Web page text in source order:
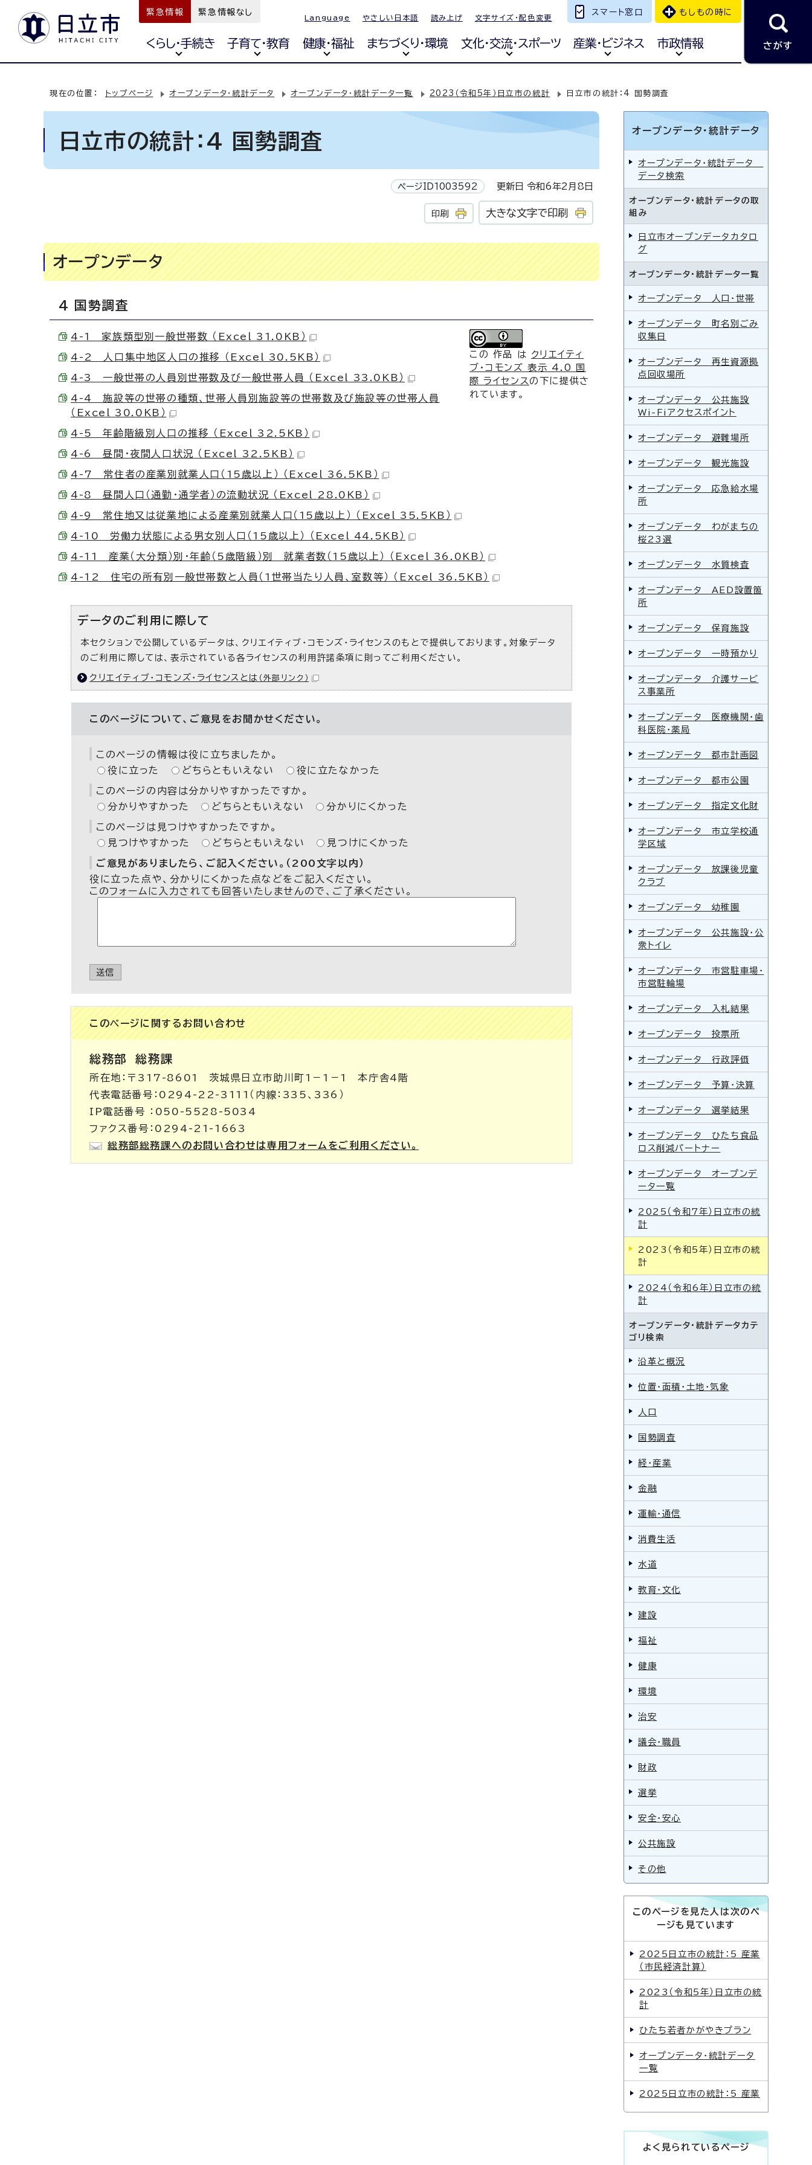
緊急情報 緊急情報なし
Language やさしい日本語 読み上げ 文字サイズ・配色変更
スマート窓口 もしもの時に
くらし・手続き 子育て・教育 健康・福祉 まちづくり・環境 文化・交流・スポーツ 産業・ビジネス 市政情報 さがす
現在の位置： トップページ オープンデータ・統計データ オープンデータ・統計データ一覧 2023（令和5年）日立市の統計 日立市の統計：4 国勢調査
日立市の統計：4 国勢調査
ページID1003592 更新日 令和6年2月8日
印刷 大きな文字で印刷
オープンデータ
4 国勢調査
この 作品 は クリエイティ
ブ・コモンズ 表示 4.0 国
際 ライセンス の下に提供さ
れています。
4-1 家族類型別一般世帯数 （Excel 31.0KB）
4-2 人口集中地区人口の推移 （Excel 30.5KB）
4-3 一般世帯の人員別世帯数及び一般世帯人員 （Excel 33.0KB）
4-4 施設等の世帯の種類、世帯人員別施設等の世帯数及び施設等の世帯人員
（Excel 30.0KB）
4-5 年齢階級別人口の推移 （Excel 32.5KB）
4-6 昼間・夜間人口状況 （Excel 32.5KB）
4-7 常住者の産業別就業人口（15歳以上） （Excel 36.5KB）
4-8 昼間人口（通勤・通学者）の流動状況 （Excel 28.0KB）
4-9 常住地又は従業地による産業別就業人口（15歳以上） （Excel 35.5KB）
4-10 労働力状態による男女別人口（15歳以上） （Excel 44.5KB）
4-11 産業（大分類）別・年齢（5歳階級）別 就業者数（15歳以上） （Excel 36.0KB）
4-12 住宅の所有別一般世帯数と人員（1世帯当たり人員、室数等） （Excel 36.5KB）
データのご利用に際して
本セクションで公開しているデータは、クリエイティブ・コモンズ・ライセンスのもとで提供しております。対象データ
のご利用に際しては、表示されている各ライセンスの利用許諾条項に則ってご利用ください。
クリエイティブ・コモンズ・ライセンスとは （外部リンク）
このページについて、ご意見をお聞かせください。
このページの情報は役に立ちましたか。
役に立った
どちらともいえない 役に立たなかった
このページの内容は分かりやすかったですか。
分かりやすかった
どちらともいえない 分かりにくかった
このページは見つけやすかったですか。
見つけやすかった
どちらともいえない 見つけにくかった
ご意見がありましたら、ご記入ください。（200文字以内）
役に立った点や、分かりにくかった点などをご記入ください。
このフォームに入力されても回答いたしませんので、ご了承ください。
送信
このページに関する お問い合わせ
総務部総務課
所在地：〒317-8601 茨城県日立市助川町1－1－1 本庁舎4階
代表電話番号：0294-22-3111（内線：335、336）
IP電話番号 ：050-5528-5034
ファクス番号：0294-21-1663
総務部総務課へのお問い合わせは専用フォームをご利用ください。
オープンデータ・統計データ
オープンデータ・統計データ
データ検索
オープンデータ・統計データの取
組み
日立市オープンデータカタロ
グ
オープンデータ・統計データ一覧
オープンデータ 人口・世帯
オープンデータ 町名別ごみ
収集日
オープンデータ 再生資源拠
点回収場所
オープンデータ 公共施設
Wi-Fiアクセスポイント
オープンデータ 避難場所
オープンデータ 観光施設
オープンデータ 応急給水場
所
オープンデータ わがまちの
桜23選
オープンデータ 水質検査
オープンデータ AED設置箇
所
オープンデータ 保育施設
オープンデータ 一時預かり
オープンデータ 介護サービ
ス事業所
オープンデータ 医療機関・歯
科医院・薬局
オープンデータ 都市計画図
オープンデータ 都市公園
オープンデータ 指定文化財
オープンデータ 市立学校通
学区域
オープンデータ 放課後児童
クラブ
オープンデータ 幼稚園
オープンデータ 公共施設・公
衆トイレ
オープンデータ 市営駐車場・
市営駐輪場
オープンデータ 入札結果
オープンデータ 投票所
オープンデータ 行政評価
オープンデータ 予算・決算
オープンデータ 選挙結果
オープンデータ ひたち食品
ロス削減パートナー
オープンデータ オープンデ
ータ一覧
2025（令和7年）日立市の統
計
2023（令和5年）日立市の統
計
2024（令和6年）日立市の統
計
オープンデータ・統計データカテ
ゴリ検索
沿革と概況
位置・面積・土地・気象
人口
国勢調査
経・産業
金融
運輸・通信
消費生活
水道
教育・文化
建設
福祉
健康
環境
治安
議会・職員
財政
選挙
安全・安心
公共施設
その他
このページを見た人は次のペ
ージも見ています
2025日立市の統計：5 産業
（市民経済計算）
2023（令和5年）日立市の統
計
ひたち若者かがやきプラン
オープンデータ・統計データ
一覧
2025日立市の統計：5 産業
よく見られているページ